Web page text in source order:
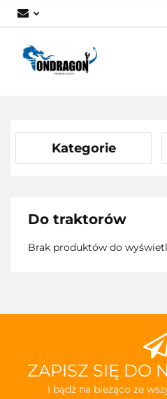
Kategorie
Do traktorów
Brak produktów do
ZAPISZ SIĘ DO
I bądź na bieżąco ze